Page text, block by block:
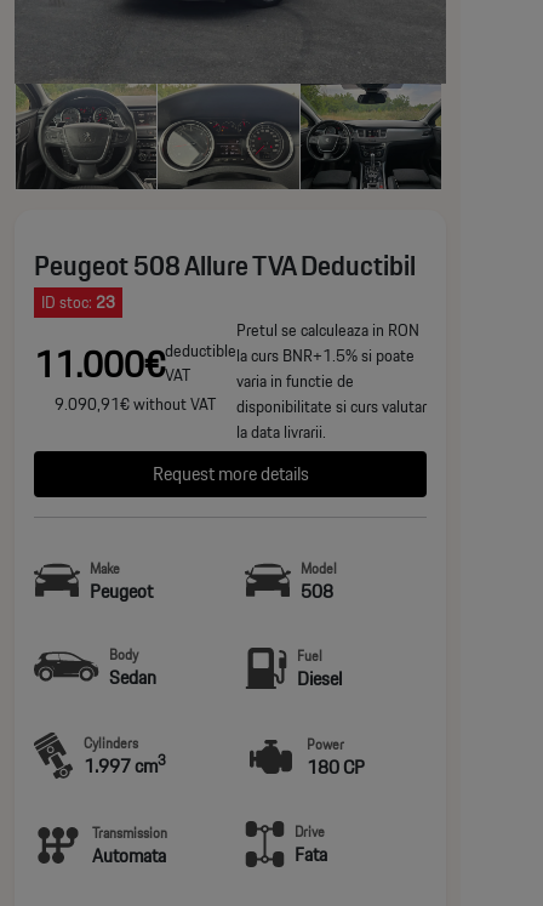
Peugeot 508 Allure TVA Deductibil
ID stoc: 23
11.000€deductible
VAT
9.090,91€ without VAT
Pretul se calculeaza in RON
la curs BNR+1.5% si poate
varia in functie de
disponibilitate si curs valutar
la data livrarii.
Request more details
Make
Peugeot
Model
508
Body
Sedan
Fuel
Diesel
Cylinders
1.997 cm3
Power
180 CP
Transmission
Automata
Drive
Fata